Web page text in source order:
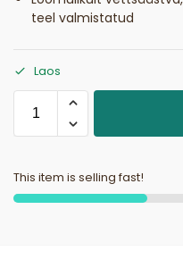
teel valmistatud
Laos
This item is selling fast!